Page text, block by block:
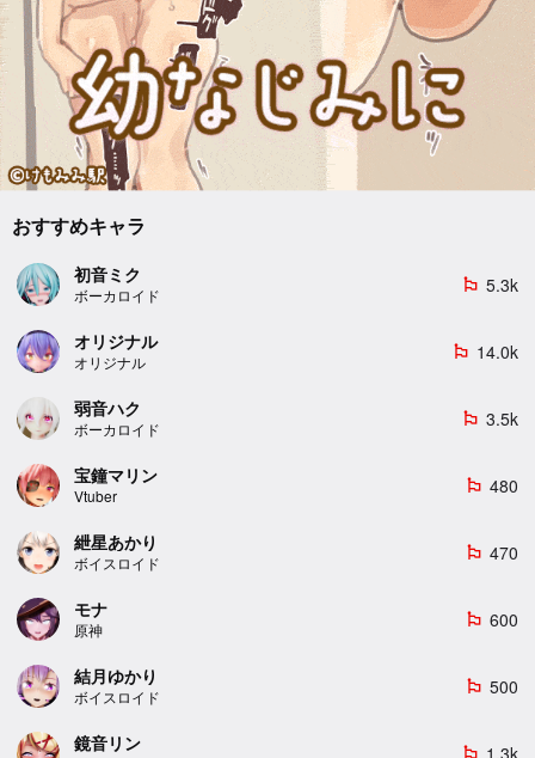
おすすめキャラ
初音ミク
ボーカロイド
emoji_flags 5.3k
オリジナル
オリジナル
emoji_flags 14.0k
弱音ハク
ボーカロイド
emoji_flags 3.5k
宝鐘マリン
Vtuber
emoji_flags 480
紲星あかり
ボイスロイド
emoji_flags 470
モナ
原神
emoji_flags 600
結月ゆかり
ボイスロイド
emoji_flags 500
鏡音リン emoji_flags 1.3k